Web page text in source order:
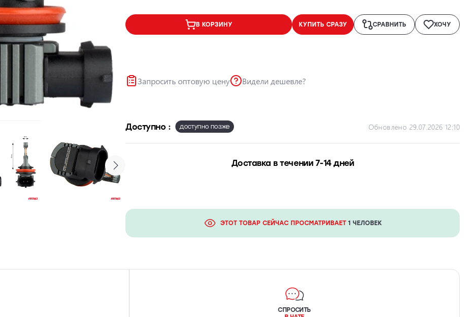
В КОРЗИНУ КУПИТЬ СРАЗУ СРАВНИТЬ ХОЧУ
Запросить оптовую цену Видели дешевле?
Доступно : доступно позже Обновлено 29.07.2026 12:10
Доставка в течении 7-14 дней
ЭТОТ ТОВАР СЕЙЧАС ПРОСМАТРИВАЕТ 1 ЧЕЛОВЕК
СПРОСИТЬ